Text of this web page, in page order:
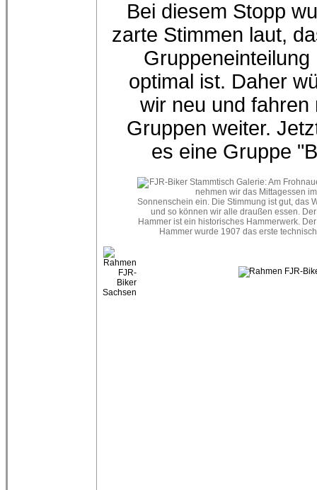
Bei diesem Stopp
zarte Stimmen laut,
Gruppeneinteilung
optimal ist. Daher
wir neu und fahren
Gruppen weiter.
es eine Gruppe